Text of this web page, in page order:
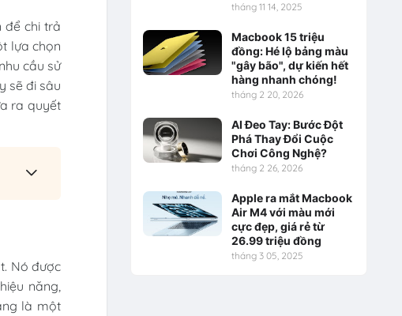
để chi trả
lựa chọn
cầu sử
sẽ đi sâu
ra quyết
Nó được
năng,
là một
tháng 11 14, 2025
Macbook 15 triệu
đồng: Hé lộ bảng màu
"gây bão", dự kiến hết
hàng nhanh chóng!
tháng 2 20, 2026
AI Đeo Tay: Bước Đột
Phá Thay Đổi Cuộc
Chơi Công Nghệ?
tháng 2 26, 2026
Apple ra mắt Macbook
Air M4 với màu mới
cực đẹp, giá rẻ từ
26.99 triệu đồng
tháng 3 05, 2025